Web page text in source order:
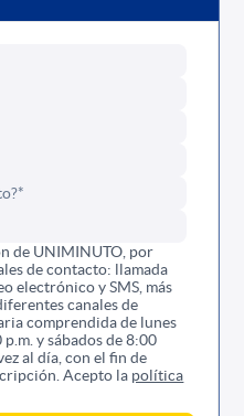
de UNIMINUTO, por
de contacto: llamada
electrónico y SMS, más
canales de
comprendida de lunes
y sábados de 8:00
al día, con el fin de
Acepto la política